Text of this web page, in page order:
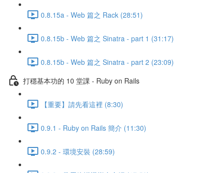
0.8.15a - Web 篇之 Rack (28:51)
0.8.15b - Web 篇之 Sinatra - part 1 (31:17)
0.8.15b - Web 篇之 Sinatra - part 2 (23:09)
打穩基本功的 10 堂課 - Ruby on Rails
【重要】請先看這裡 (8:30)
0.9.1 - Ruby on Rails 簡介 (11:30)
0.9.2 - 環境安裝 (28:59)